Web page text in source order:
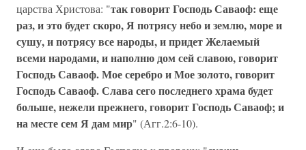
царства Христова: "так говорит Господь Саваоф: еще
раз, и это будет скоро, Я потрясу небо и землю, море и
сушу, и потрясу все народы, и придет Желаемый
всеми народами, и наполню дом сей славою, говорит
Господь Саваоф. Мое серебро и Мое золото, говорит
Господь Саваоф. Слава сего последнего храма будет
больше, нежели прежнего, говорит Господь Саваоф; и
на месте сем Я дам мир" (Агг.2:6-10).